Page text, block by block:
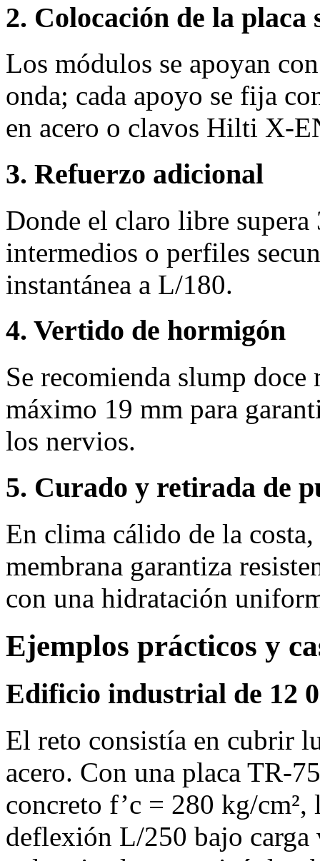
2. Colocación de la placa
Los módulos se apoyan
onda; cada apoyo se fija
en acero o clavos Hilti
3. Refuerzo adicional
Donde el claro libre supera
intermedios o perfiles
instantánea a L/180.
4. Vertido de hormigón
Se recomienda slump
máximo 19 mm para
los nervios.
5. Curado y retirada de
En clima cálido de la
membrana garantiza
con una hidratación
Ejemplos prácticos y
Edificio industrial de 12
El reto consistía en cubrir
acero. Con una placa
concreto f’c = 280 kg/
deflexión L/250 bajo carga